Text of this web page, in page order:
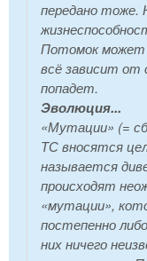
передано тоже.
Потомок может
всё зависит от
попадет.
Эволюция...
«Мутации» (=
ТС вносятся
называется
происходят
«мутации»,
постепенно
них ничего